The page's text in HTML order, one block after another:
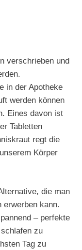
verschrieben und
in der Apotheke
werden können
Eines davon ist
Tabletten
regt die
Körper
die man
erwerben kann.
– perfekte
zu
Tag zu